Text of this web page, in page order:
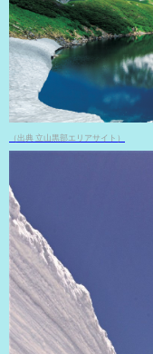
（出典 立山黒部エリアサイト）